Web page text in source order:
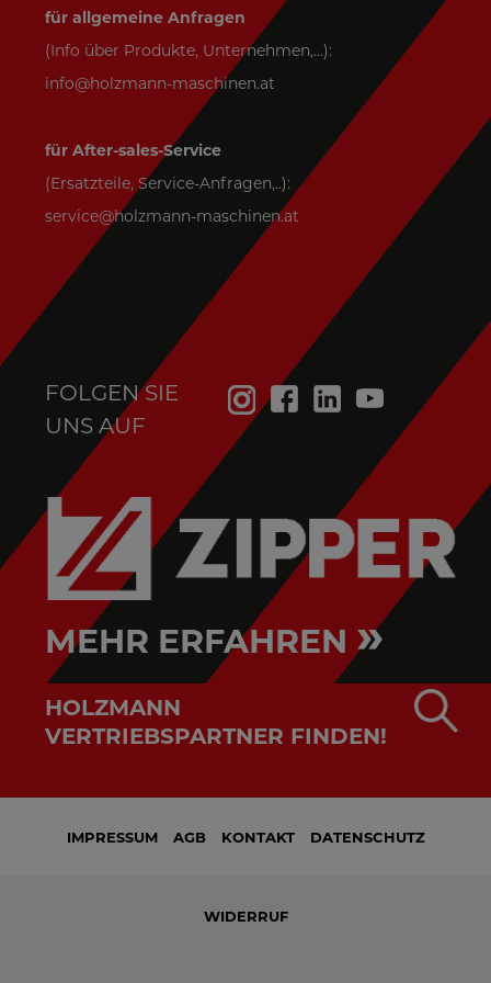
für allgemeine Anfragen
(Info über Produkte, Unternehmen,...):
info@holzmann-maschinen.at
für After-sales-Service
(Ersatzteile, Service-Anfragen,..):
service@holzmann-maschinen.at
FOLGEN SIE
UNS AUF
MEHR ERFAHREN »
HOLZMANN
VERTRIEBSPARTNER FINDEN!
IMPRESSUM AGB KONTAKT DATENSCHUTZ
WIDERRUF